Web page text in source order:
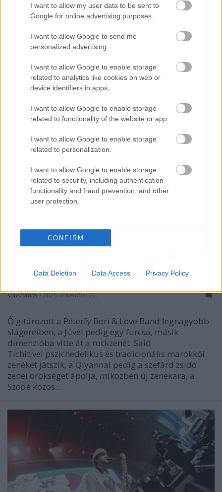
I want to allow my user data to be sent to
Google for online advertising purposes.
I want to allow Google to send me
personalized advertising.
I want to allow Google to enable storage
related to analytics like cookies on web or
device identifiers in apps.
I want to allow Google to enable storage
related to functionality of the website or app.
I want to allow Google to enable storage
related to personalization.
I want to allow Google to enable storage
related to security, including authentication
functionality and fraud prevention, and other
user protection.
CONFIRM
Data Deletion Data Access Privacy Policy
„Megértem a gyerekszínészeket, akik a kiskori
sikereik után egy nehéz életszakaszba lépnek” –
mondja Gressai Ferdinánd, aki alig 18 évesen a
Magvető legfiatalabb publikált költője lett, sorra
kapta festőként a díjakat, aztán megalapította a
Verőköltőt, koppant egy nagyot, megküzdött egy
függőséggel,…
„Anyám mindig mondta, hogy ne
interjú
soostamas•2025. november 21.
Ő gitározott a Péterfy Bori & Love Band legnagyobb
slágereiben, a Jüvel pedig egy furcsa, másik
dimenzióba vitte át a rockzenét. Said
Tichitivel pszichedelikus és tradicionális marokkói
zenéket játszik, a Qiyannal pedig a szefárd zsidó
zenei örökséget ápolja, miközben új zenekara, a
Szodé közös…